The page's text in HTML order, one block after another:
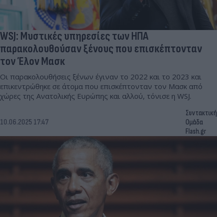
WSJ: Μυστικές υπηρεσίες των ΗΠΑ
παρακολουθούσαν ξένους που επισκέπτονταν
τον Έλον Μασκ
Οι παρακολουθήσεις ξένων έγιναν το 2022 και το 2023 και
επικεντρώθηκε σε άτομα που επισκέπτονταν τον Μασκ από
χώρες της Ανατολικής Ευρώπης και αλλού, τόνισε η WSJ.
10.06.2025 17:47
Συντακτική
Ομάδα
Flash.gr